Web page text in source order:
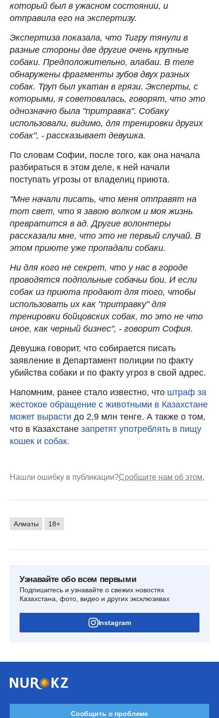
который был в ужасном состоянии, и
отправила его на экспертизу.
Экспертиза показала, что Тигру тянули в
разные стороны две другие очень крупные
собаки. Предположительно, алабаи. В теле
обнаружены фрагменты зубов двух разных
собак. Труп был укатан в грязи. Эксперты, с
которыми, я советовалась, говорят, что это
однозначно была "притравка". Собаку
использовали, видимо, для тренировки других
собак", - рассказывает девушка.
По словам Софии, после того, как она начала
разбираться в этом деле, к ней начали
поступать угрозы от владелиц приюта.
"Мне начали писать, что меня отправят на
тот свет, что я завою волком и моя жизнь
превратится в ад. Другие волонтеры
рассказали мне, что это не первый случай. В
этом приюте уже пропадали собаки.
Ни для кого не секрет, что у нас в городе
проводятся подпольные собачьи бои. И если
собак из приюта продают для того, чтобы
использовать их как "притравку" для
тренировки бойцовских собак, то это не что
иное, как черный бизнес", - говорит София.
Девушка говорит, что собирается писать
заявление в Департамент полиции по факту
убийства собаки и по факту угроз в свой адрес.
Напомним, ранее стало известно, что штраф за
жестокое обращение с животными в Казахстане
может вырасти до 2,9 млн тенге. А также о том,
что в Казахстане запретят употреблять в пищу
кошек и собак.
Нашли ошибку в публикации?Сообщите нам об этом.
Алматы 18+
Узнавайте обо всем первыми
Подпишитесь и узнавайте о свежих новостях
Казахстана, фото, видео и других эксклюзивах
Instagram
Сообщить о проблеме